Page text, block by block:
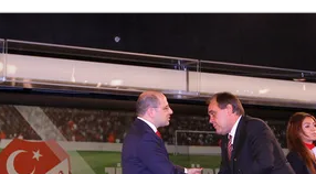
hizmet sunabilmek için İnternet
çeşitli kişisel verileriniz işlenmekte
Diğer çerezler, sitemizin daha
yapılması, amaçlarıyla